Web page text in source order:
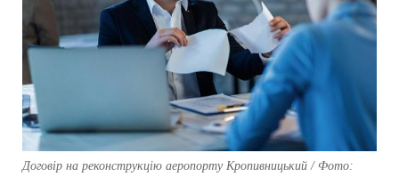
Договір на реконструкцію аеропорту Кропивницький / Фото: